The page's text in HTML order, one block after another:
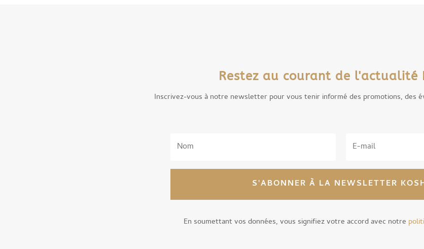
Restez au courant de l'actualité
Inscrivez-vous à notre newsletter pour vous tenir informé des promotions, des
S'ABONNER À LA NEWSLETTER
En soumettant vos données, vous signifiez votre accord avec notre